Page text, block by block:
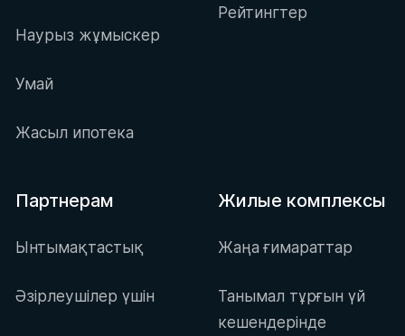
Наурыз жұмыскер
Умай
Жасыл ипотека
Рейтингтер
Партнерам
Ынтымақтастық
Әзірлеушілер үшін
Жилые комплексы
Жаңа ғимараттар
Танымал тұрғын үй
кешендерінде